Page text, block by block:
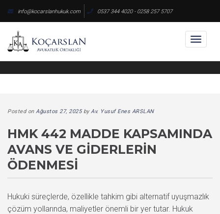
content
info@kocarslanhukuk.com 0537 344 4020 - 0258 257 5707
Posted on Ağustos 27, 2025byAv. Yusuf Enes ARSLAN
HMK 442 MADDE KAPSAMINDA
AVANS VE GIDERLERIN
ÖDENMESI
Hukuki süreçlerde, özellikle tahkim gibi alternatif uyuşmazlık
çözüm yollarında, maliyetler önemli bir yer tutar. Hukuk